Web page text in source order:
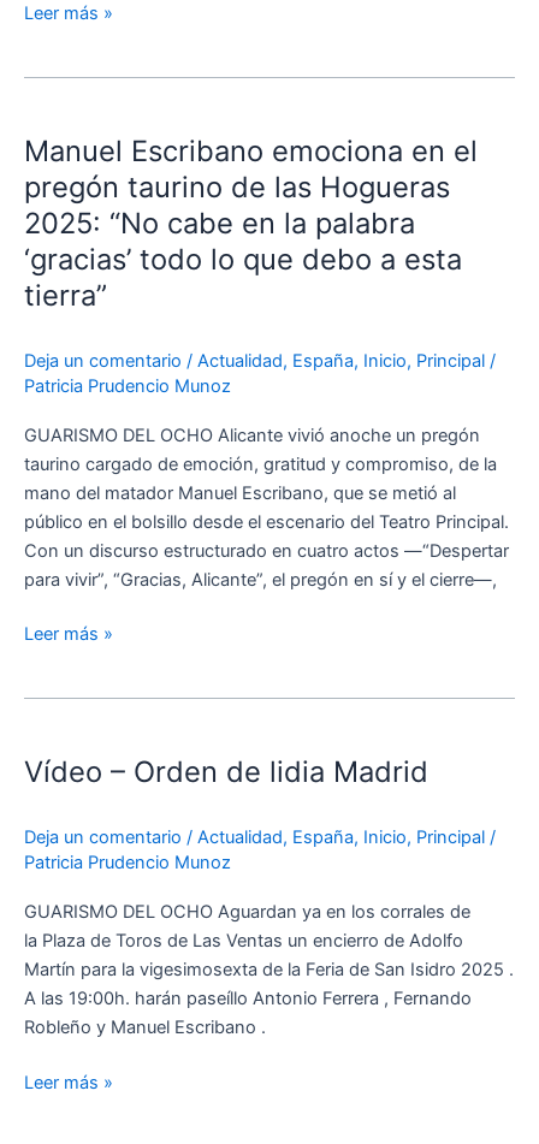
Leer más »
Manuel Escribano emociona en el
pregón taurino de las Hogueras
2025: “No cabe en la palabra
‘gracias’ todo lo que debo a esta
tierra”
Deja un comentario / Actualidad, España, Inicio, Principal /
Patricia Prudencio Munoz
GUARISMO DEL OCHO Alicante vivió anoche un pregón
taurino cargado de emoción, gratitud y compromiso, de la
mano del matador Manuel Escribano, que se metió al
público en el bolsillo desde el escenario del Teatro Principal.
Con un discurso estructurado en cuatro actos —“Despertar
para vivir”, “Gracias, Alicante”, el pregón en sí y el cierre—,
emociona
en
el
pregón
taurino
de
Hogueras
2025:
cabe
en
la
palabra
‘gracias’
todo
que
a
tierra”
Leer más »
Vídeo – Orden de lidia Madrid
Deja un comentario / Actualidad, España, Inicio, Principal /
Patricia Prudencio Munoz
GUARISMO DEL OCHO Aguardan ya en los corrales de
la Plaza de Toros de Las Ventas un encierro de Adolfo
Martín para la vigesimosexta de la Feria de San Isidro 2025 .
A las 19:00h. harán paseíllo Antonio Ferrera , Fernando
Robleño y Manuel Escribano .
Orden
lidia
Madrid
Leer más »